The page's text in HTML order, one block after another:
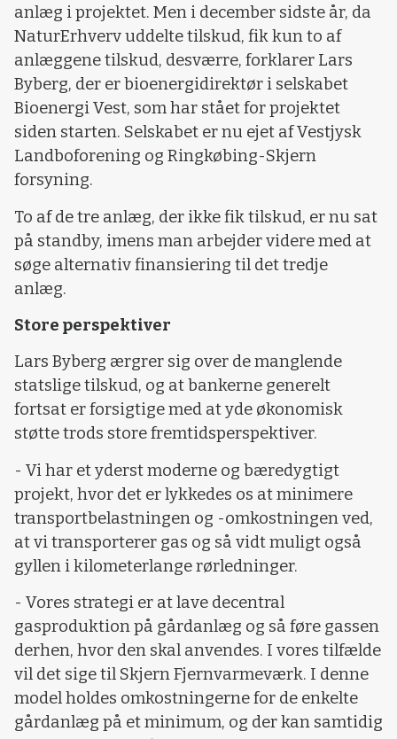
anlæg i projektet. Men i december sidste år, da
NaturErhverv uddelte tilskud, fik kun to af
anlæggene tilskud, desværre, forklarer Lars
Byberg, der er bioenergidirektør i selskabet
Bioenergi Vest, som har stået for projektet
siden starten. Selskabet er nu ejet af Vestjysk
Landboforening og Ringkøbing-Skjern
forsyning.
To af de tre anlæg, der ikke fik tilskud, er nu sat
på standby, imens man arbejder videre med at
søge alternativ finansiering til det tredje
anlæg.
Store perspektiver
Lars Byberg ærgrer sig over de manglende
statslige tilskud, og at bankerne generelt
fortsat er forsigtige med at yde økonomisk
støtte trods store fremtidsperspektiver.
- Vi har et yderst moderne og bæredygtigt
projekt, hvor det er lykkedes os at minimere
transportbelastningen og -omkostningen ved,
at vi transporterer gas og så vidt muligt også
gyllen i kilometerlange rørledninger.
- Vores strategi er at lave decentral
gasproduktion på gårdanlæg og så føre gassen
derhen, hvor den skal anvendes. I vores tilfælde
vil det sige til Skjern Fjernvarmeværk. I denne
model holdes omkostningerne for de enkelte
gårdanlæg på et minimum, og der kan samtidig